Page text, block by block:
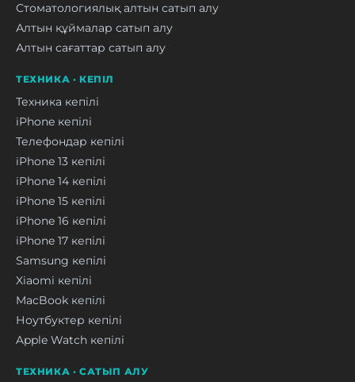
Стоматологиялық алтын сатып алу
Алтын құймалар сатып алу
Алтын сағаттар сатып алу
ТЕХНИКА · КЕПІЛ
Техника кепілі
iPhone кепілі
Телефондар кепілі
iPhone 13 кепілі
iPhone 14 кепілі
iPhone 15 кепілі
iPhone 16 кепілі
iPhone 17 кепілі
Samsung кепілі
Xiaomi кепілі
MacBook кепілі
Ноутбуктер кепілі
Apple Watch кепілі
ТЕХНИКА · САТЫП АЛУ